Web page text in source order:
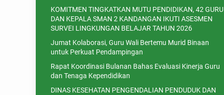
KOMITMEN TINGKATKAN MUTU PENDIDIKAN, 42 GURU
DAN KEPALA SMAN 2 KANDANGAN IKUTI ASESMEN
SURVEI LINGKUNGAN BELAJAR TAHUN 2026
Jumat Kolaborasi, Guru Wali Bertemu Murid Binaan
untuk Perkuat Pendampingan
Rapat Koordinasi Bulanan Bahas Evaluasi Kinerja Guru
dan Tenaga Kependidikan
DINAS KESEHATAN PENGENDALIAN PENDUDUK DAN